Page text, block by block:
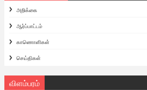
அறிக்கை
ஆர்ப்பாட்டம்
காணொளிகள்
செய்திகள்
விளம்பரம்